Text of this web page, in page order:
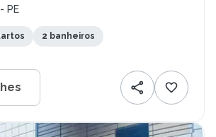
PE
2 banheiros